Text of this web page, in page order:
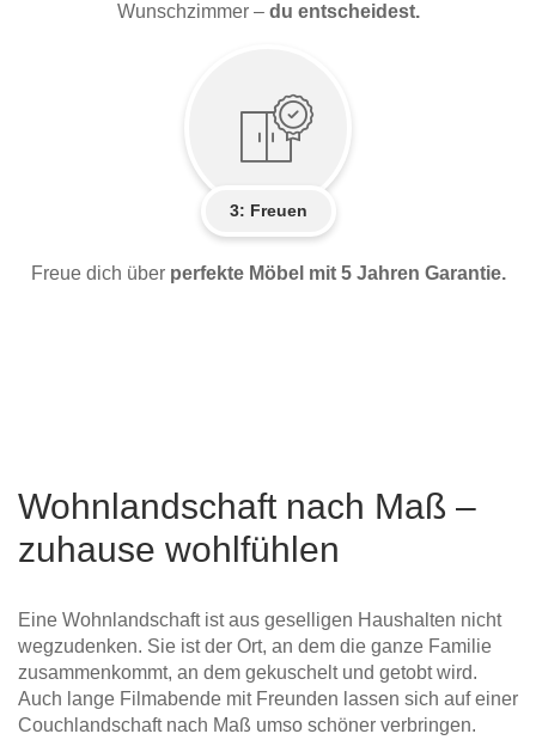
Wunschzimmer – du entscheidest.
3: Freuen
Freue dich über perfekte Möbel mit 5 Jahren Garantie.
Wohnlandschaft nach Maß –
zuhause wohlfühlen
Eine Wohnlandschaft ist aus geselligen Haushalten nicht
wegzudenken. Sie ist der Ort, an dem die ganze Familie
zusammenkommt, an dem gekuschelt und getobt wird.
Auch lange Filmabende mit Freunden lassen sich auf einer
Couchlandschaft nach Maß umso schöner verbringen.